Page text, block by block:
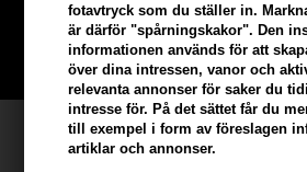
fotavtryck som du ställer in.
är därför "spårningskakor". Den
informationen används för att
över dina intressen, vanor och
relevanta annonser för saker du
intresse för. På det sättet får du
till exempel i form av föreslagen
artiklar och annonser.
Bli en del av vår kundklubb gratis och få
BLI EN GRATIS MEDLEM HÄR
Kundservice